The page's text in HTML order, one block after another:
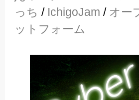
っち / IchigoJam / オー
ットフォーム